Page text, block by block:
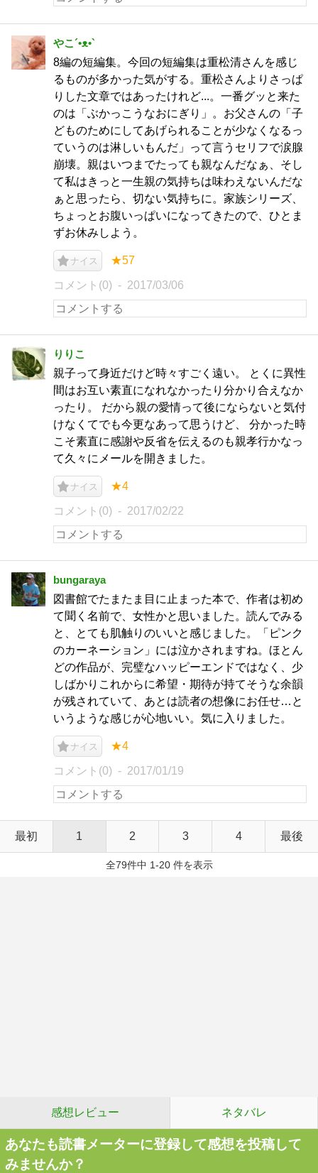
やこ´•ᴥ•`
8編の短編集。今回の短編集は重松清さんを感じ
るものが多かった気がする。重松さんよりさっぱ
りした文章ではあったけれど...。一番グッと来た
のは「ぶかっこうなおにぎり」。お父さんの「子
どものためにしてあげられることが少なくなるっ
ていうのは淋しいもんだ」って言うセリフで涙腺
崩壊。親はいつまでたっても親なんだなぁ、そし
て私はきっと一生親の気持ちは味わえないんだな
ぁと思ったら、切ない気持ちに。家族シリーズ、
ちょっとお腹いっぱいになってきたので、ひとま
ずお休みしよう。
ナイス ★57
コメント(0) 2017/03/06
りりこ
親子って身近だけど時々すごく遠い。 とくに異性
間はお互い素直になれなかったり分かり合えなか
ったり。 だから親の愛情って後にならないと気付
けなくてでも今更なあって思うけど、 分かった時
こそ素直に感謝や反省を伝えるのも親孝行かなっ
て久々にメールを開きました。
ナイス ★4
コメント(0) 2017/02/22
bungaraya
図書館でたまたま目に止まった本で、作者は初め
て聞く名前で、女性かと思いました。読んでみる
と、とても肌触りのいいと感じました。「ピンク
のカーネーション」には泣かされますね。ほとん
どの作品が、完璧なハッピーエンドではなく、少
しばかりこれからに希望・期待が持てそうな余韻
が残されていて、あとは読者の想像にお任せ…と
いうような感じが心地いい。気に入りました。
ナイス ★4
コメント(0) 2017/01/19
最初 1 2 3 4 最後
全79件中 1-20 件を表示
感想レビュー ネタバレ
あなたも読書メーターに登録して感想を投稿して
みませんか？